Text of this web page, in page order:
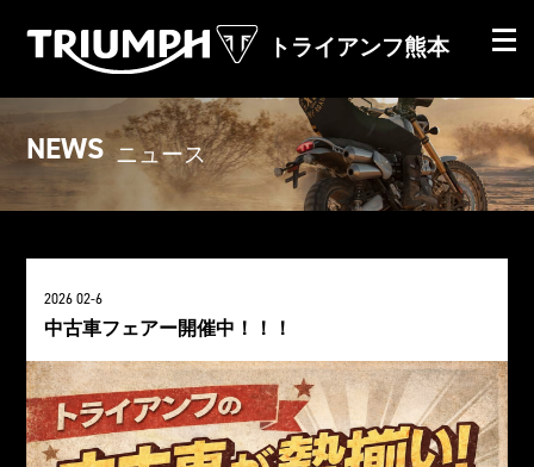
トライアンフ熊本
NEWS ニュース
2026 02-6
中古車フェアー開催中！！！